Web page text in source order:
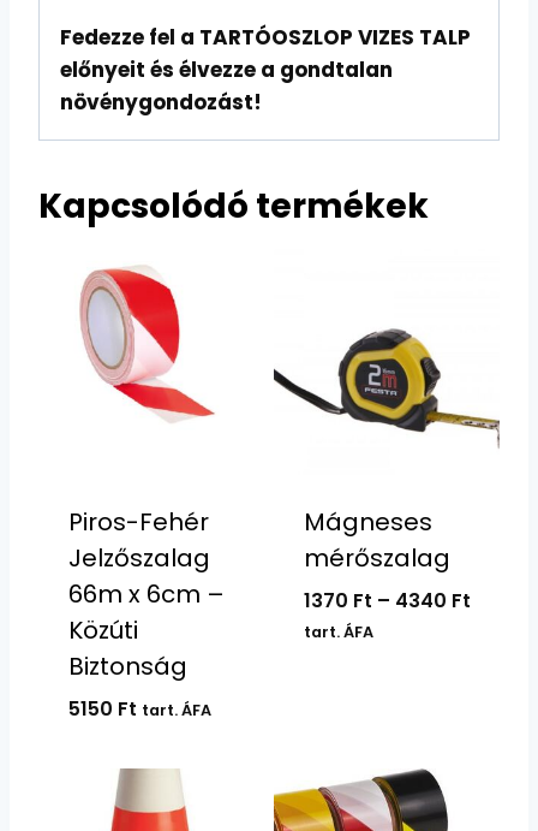
Fedezze fel a TARTÓOSZLOP VIZES TALP
előnyeit és élvezze a gondtalan
növénygondozást!
Kapcsolódó termékek
Piros-Fehér
Jelzőszalag
66m x 6cm –
Közúti
Biztonság
5150 Ft tart. ÁFA
Mágneses
mérőszalag
1370 Ft – 4340 Ft
tart. ÁFA